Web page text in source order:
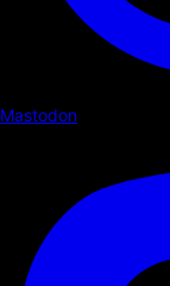
Mastodon